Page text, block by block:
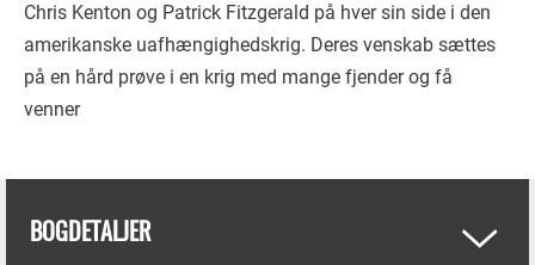
Chris Kenton og Patrick Fitzgerald på hver sin side i den
amerikanske uafhængighedskrig. Deres venskab sættes
på en hård prøve i en krig med mange fjender og få
venner
BOGDETALJER